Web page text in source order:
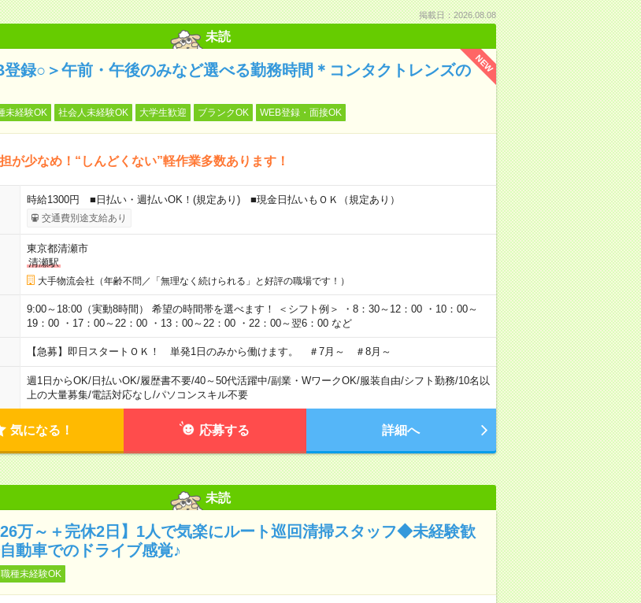
掲載日：2026.08.08
未読
NEW
登録○＞午前・午後のみなど選べる勤務時間＊コンタクトレンズの
未経験OK 社会人未経験OK 大学生歓迎 ブランクOK WEB登録・面接OK
が少なめ！“しんどくない”軽作業多数あります！
時給1300円 ■日払い・週払いOK！(規定あり) ■現金日払いもＯＫ（規定あり）
交通費別途支給あり
東京都清瀬市
清瀬駅
大手物流会社（年齢不問／「無理なく続けられる」と好評の職場です！）
9:00～18:00（実動8時間） 希望の時間帯を選べます！ ＜シフト例＞ ・8：30～12：00 ・10：00～
19：00 ・17：00～22：00 ・13：00～22：00 ・22：00～翌6：00 など
【急募】即日スタートＯＫ！ 単発1日のみから働けます。 ＃7月～ ＃8月～
週1日からOK/日払いOK/履歴書不要/40～50代活躍中/副業・WワークOK/服装自由/シフト勤務/10名以
上の大量募集/電話対応なし/パソコンスキル不要
気になる！ 応募する 詳細へ
未読
26万～＋完休2日】1人で気楽にルート巡回清掃スタッフ◆未経験歓
動車でのドライブ感覚♪
職種未経験OK